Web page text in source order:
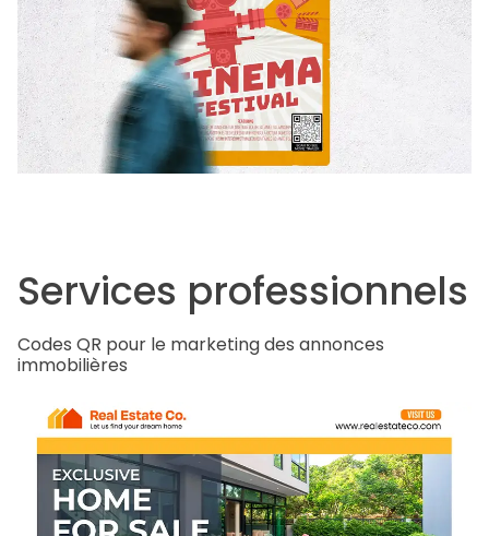
Services professionnels
Codes QR pour le marketing des annonces
immobilières